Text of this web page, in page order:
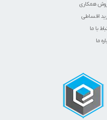
همکاری
اقساطی
با ما
ما